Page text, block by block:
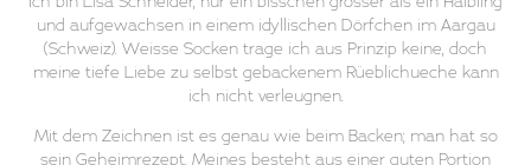
und aufgewachsen in einem idyllischen Dörfchen im Aargau
(Schweiz). Weisse Socken trage ich aus Prinzip keine, doch
meine tiefe Liebe zu selbst gebackenem Rüeblichueche kann
ich nicht verleugnen.
Mit dem Zeichnen ist es genau wie beim Backen; man hat so
sein Geheimrezept. Meines besteht aus einer guten Portion